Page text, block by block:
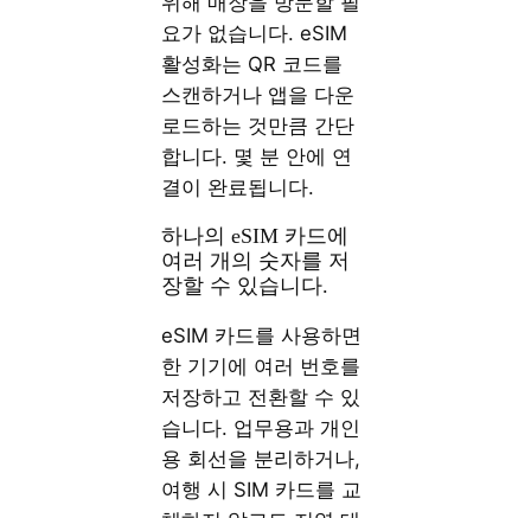
요가 없습니다. eSIM
활성화는 QR 코드를
스캔하거나 앱을 다운
로드하는 것만큼 간단
합니다. 몇 분 안에 연
결이 완료됩니다.
하나의 eSIM 카드에
여러 개의 숫자를 저
장할 수 있습니다.
eSIM 카드를 사용하면
한 기기에 여러 번호를
저장하고 전환할 수 있
습니다. 업무용과 개인
용 회선을 분리하거나,
여행 시 SIM 카드를 교